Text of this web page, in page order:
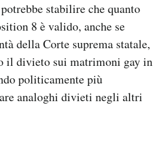
stabilire che quanto
8 è valido, anche se
della Corte suprema statale,
il divieto sui matrimoni gay in
politicamente più
analoghi divieti negli altri